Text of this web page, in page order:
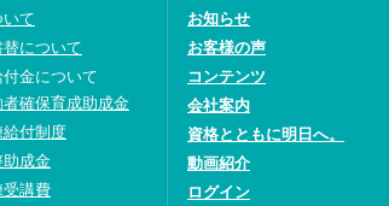
て
について
金について
確保育成助成金
付制度
助成金
受講費
お知らせ
お客様の声
コンテンツ
会社案内
資格とともに明日へ。
動画紹介
ログイン